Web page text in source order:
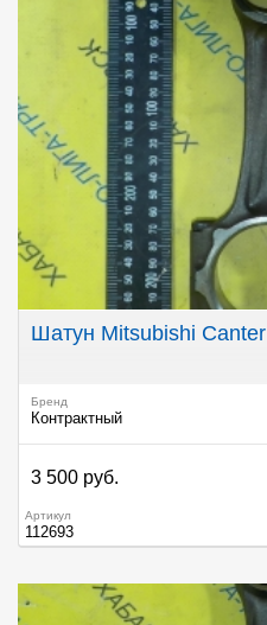
Шатун Mitsubishi Canter
Бренд
Контрактный
3 500 руб.
Артикул
112693